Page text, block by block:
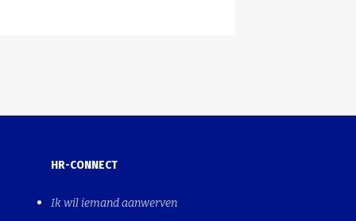
HR-CONNECT
Ik wil iemand aanwerven